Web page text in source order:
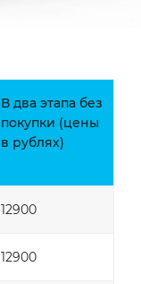
В два этапа без
покупки (цены
в рублях)
12900
12900